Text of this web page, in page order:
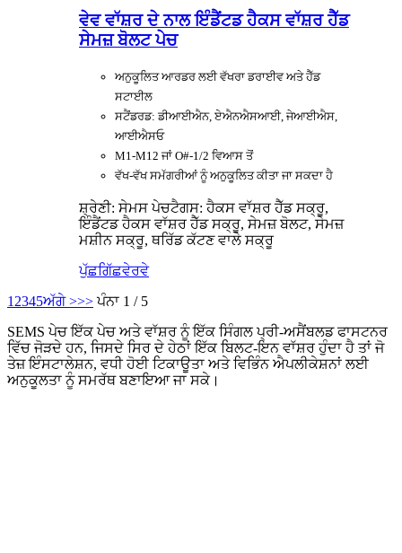
ਵੇਵ ਵਾੱਸ਼ਰ ਦੇ ਨਾਲ ਇੰਡੈਂਟਡ ਹੈਕਸ ਵਾੱਸ਼ਰ ਹੈੱਡ
ਸੇਮਜ਼ ਬੋਲਟ ਪੇਚ
ਅਨੁਕੂਲਿਤ ਆਰਡਰ ਲਈ ਵੱਖਰਾ ਡਰਾਈਵ ਅਤੇ ਹੈੱਡ
ਸਟਾਈਲ
ਸਟੈਂਡਰਡ: ਡੀਆਈਐਨ, ਏਐਨਐਸਆਈ, ਜੇਆਈਐਸ,
ਆਈਐਸਓ
M1-M12 ਜਾਂ O#-1/2 ਵਿਆਸ ਤੋਂ
ਵੱਖ-ਵੱਖ ਸਮੱਗਰੀਆਂ ਨੂੰ ਅਨੁਕੂਲਿਤ ਕੀਤਾ ਜਾ ਸਕਦਾ ਹੈ
ਸ਼੍ਰੇਣੀ: ਸੇਮਸ ਪੇਚਟੈਗਸ: ਹੈਕਸ ਵਾੱਸ਼ਰ ਹੈੱਡ ਸਕ੍ਰੂ,
ਇੰਡੈਂਟਡ ਹੈਕਸ ਵਾੱਸ਼ਰ ਹੈੱਡ ਸਕ੍ਰੂ, ਸੇਮਜ਼ ਬੋਲਟ, ਸੇਮਜ਼
ਮਸ਼ੀਨ ਸਕ੍ਰੂ, ਥਰਿੱਡ ਕੱਟਣ ਵਾਲੇ ਸਕ੍ਰੂ
ਪੁੱਛਗਿੱਛਵੇਰਵੇ
1 2345ਅੱਗੇ >>> ਪੰਨਾ 1 / 5
SEMS ਪੇਚ ਇੱਕ ਪੇਚ ਅਤੇ ਵਾੱਸ਼ਰ ਨੂੰ ਇੱਕ ਸਿੰਗਲ ਪ੍ਰੀ-ਅਸੈਂਬਲਡ ਫਾਸਟਨਰ
ਵਿੱਚ ਜੋੜਦੇ ਹਨ, ਜਿਸਦੇ ਸਿਰ ਦੇ ਹੇਠਾਂ ਇੱਕ ਬਿਲਟ-ਇਨ ਵਾੱਸ਼ਰ ਹੁੰਦਾ ਹੈ ਤਾਂ ਜੋ
ਤੇਜ਼ ਇੰਸਟਾਲੇਸ਼ਨ, ਵਧੀ ਹੋਈ ਟਿਕਾਊਤਾ ਅਤੇ ਵਿਭਿੰਨ ਐਪਲੀਕੇਸ਼ਨਾਂ ਲਈ
ਅਨੁਕੂਲਤਾ ਨੂੰ ਸਮਰੱਥ ਬਣਾਇਆ ਜਾ ਸਕੇ।